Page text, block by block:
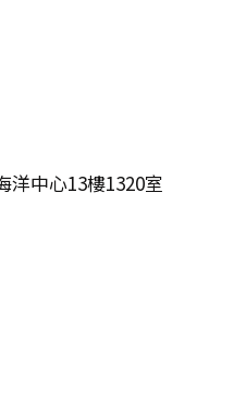
洋中心13樓1320室